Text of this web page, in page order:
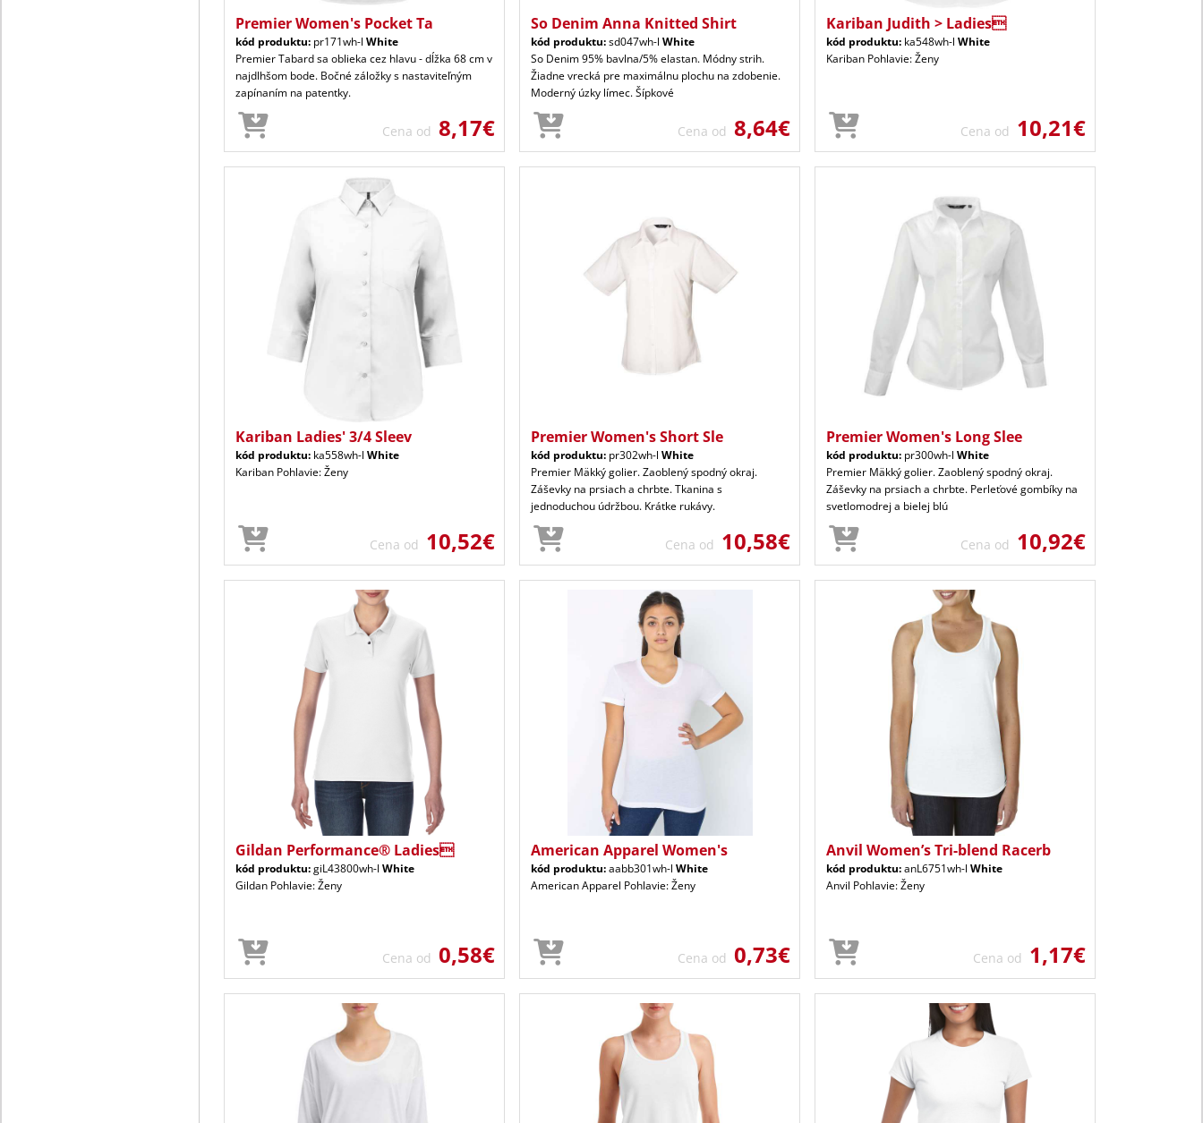
Premier Women's Pocket Ta
kód produktu: pr171wh-l White
Premier Tabard sa oblieka cez hlavu - dĺžka 68 cm v
najdlhšom bode. Bočné záložky s nastaviteľným
zapínaním na patentky.
Cena od 8,17€
So Denim Anna Knitted Shirt
kód produktu:sd047wh-l White
So Denim 95% bavlna/5% elastan. Módny strih.
Žiadne vrecká pre maximálnu plochu na zdobenie.
Moderný úzky límec. Šípkové
Cena od 8,64€
Kariban Judith > Ladies
kód produktu: ka548wh-l White
Kariban Pohlavie: Ženy
Cena od 10,21€
Kariban Ladies' 3/4 Sleev
kód produktu: ka558wh-l White
Kariban Pohlavie: Ženy
Cena od 10,52€
Premier Women's Short Sle
kód produktu: pr302wh-l White
Premier Mäkký golier. Zaoblený spodný okraj.
Záševky na prsiach a chrbte. Tkanina s
jednoduchou údržbou. Krátke rukávy.
Cena od 10,58€
Premier Women's Long Slee
kód produktu: pr300wh-l White
Premier Mäkký golier. Zaoblený spodný okraj.
Záševky na prsiach a chrbte. Perleťové gombíky na
svetlomodrej a bielej blú
Cena od 10,92€
Gildan Performance® Ladies
kód produktu:giL43800wh-l White
Gildan Pohlavie: Ženy
Cena od 0,58€
American Apparel Women's
kód produktu:aabb301wh-l White
American Apparel Pohlavie: Ženy
Cena od 0,73€
Anvil Women’s Tri-blend Racerb
kód produktu:anL6751wh-l White
Anvil Pohlavie: Ženy
Cena od 1,17€